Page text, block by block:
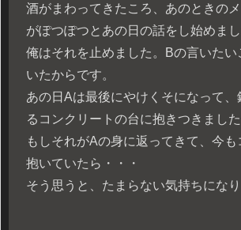
酒がまわってきたころ、あのときの
がぽつぽつとあの日の話をし始めまし
俺はそれを止めました。Bの言いたい
いたからです。
あの日Aは最後にやけくそになって、
るコンクリートの台に抱きつきました
もしそれがAの身に返ってきて、今も
抱いていたら・・・
そう思うと、たまらない気持ちになり